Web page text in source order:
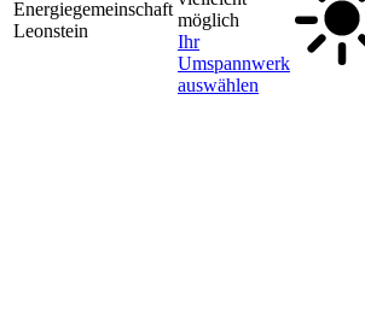
Energiegemeinschaft
Leonstein
möglich
Ihr
Umspannwerk
auswählen